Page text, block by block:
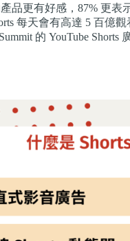
品更有好感，87% 更
每天會有高達 5 百億
的 YouTube